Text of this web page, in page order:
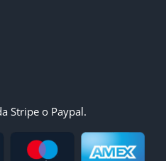
Stripe o Paypal.